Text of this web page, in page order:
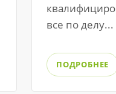
все по делу...
ПОДРОБНЕЕ